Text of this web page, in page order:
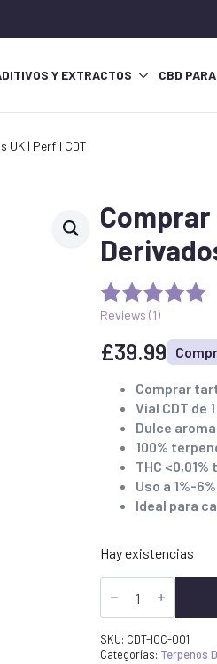
Y EXTRACTOS CBD
UK | Perfil CDT
Comprar
Reviews (1)
£39.99
Comprar
Vial CDT de
Dulce
100%
THC
Uso a 1%-
Ideal para
Hay existencias
Comprar
Tarta
Terpenos
Derivados
SKU: CDT-ICC-001
Categorías: Terpenos